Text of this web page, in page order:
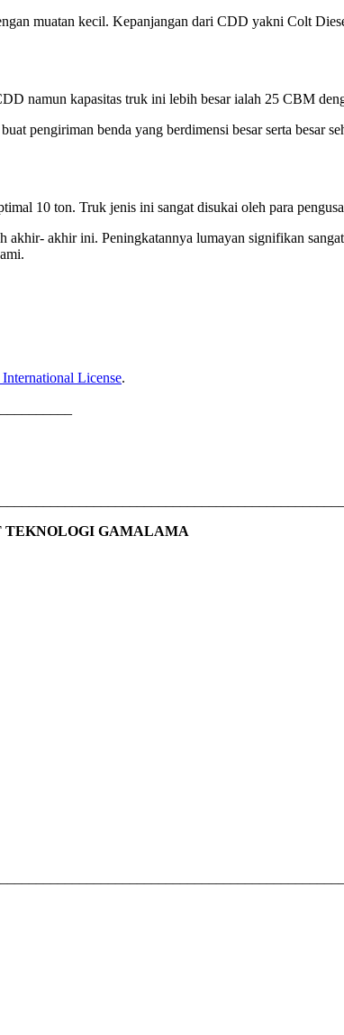
muatan kecil. Kepanjangan dari CDD yakni Colt
namun kapasitas truk ini lebih besar ialah 25 CBM
pengiriman benda yang berdimensi besar serta besar
10 ton. Truk jenis ini sangat disukai oleh para
akhir ini. Peningkatannya lumayan signifikan
License.
TEKNOLOGI GAMALAMA